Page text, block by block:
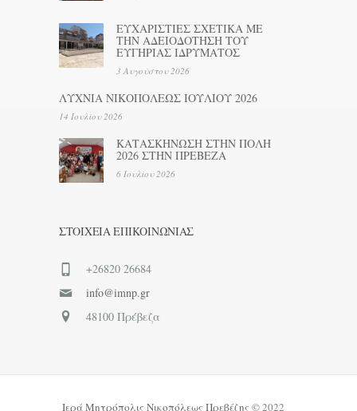
ΕΥΧΑΡΙΣΤΙΕΣ ΣΧΕΤΙΚΑ ΜΕ
ΤΗΝ ΑΔΕΙΟΔΟΤΗΣΗ ΤΟΥ
ΕΥΓΗΡΙΑΣ ΙΔΡΥΜΑΤΟΣ
3 Αυγούστου 2026
ΛΥΧΝΙΑ ΝΙΚΟΠΟΛΕΩΣ ΙΟΥΛΙΟΥ 2026
14 Ιουλίου 2026
ΚΑΤΑΣΚΗΝΩΣΗ ΣΤΗΝ ΠΟΛΗ
2026 ΣΤΗΝ ΠΡΕΒΕΖΑ
6 Ιουλίου 2026
ΣΤΟΙΧΕΊΑ ΕΠΙΚΟΙΝΩΝΊΑΣ
+26820 26684
info@imnp.gr
48100 Πρέβεζα
Ιερά Μητρόπολις Νικοπόλεως Πρεβέζης © 2022